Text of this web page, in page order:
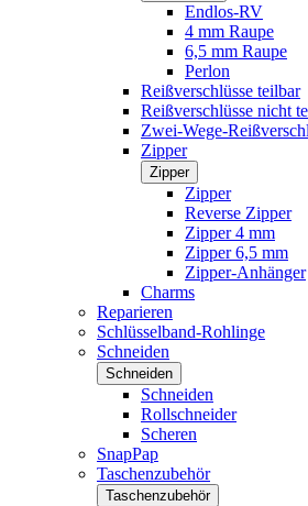
Endlos-RV
4 mm Raupe
6,5 mm Raupe
Perlon
Reißverschlüsse teilbar
Reißverschlüsse nicht
Zwei-Wege-
Zipper
Zipper
Zipper
Reverse Zipper
Zipper 4 mm
Zipper 6,5 mm
Zipper-Anhänger
Charms
Reparieren
Schlüsselband-Rohlinge
Schneiden
Schneiden
Schneiden
Rollschneider
Scheren
SnapPap
Taschenzubehör
Taschenzubehör